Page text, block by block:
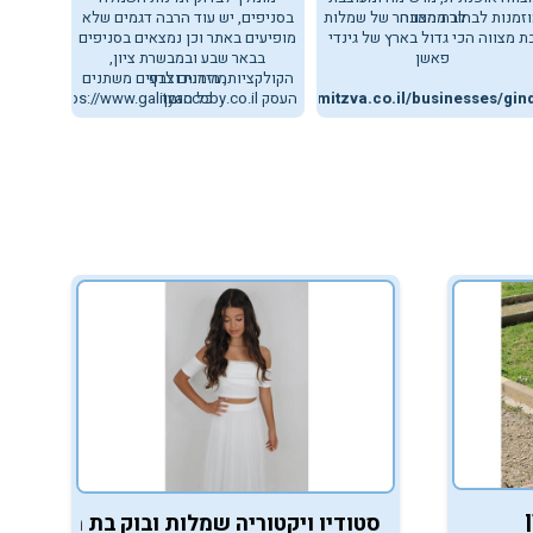
לבת מצווה
לבחור מהמבחר של שמלות
מצווה הכי גדול בארץ של גינדי
פאשן
https://barbatmitzva.co.il/businesses/
בסניפים, יש עוד הרבה דגמים שלא
מופיעים באתר וכן נמצאים בסניפים
בבאר שבע ובמבשרת ציון,
הקולקציות, מידות וצבעים משתנים
כל הזמן
מוזמנים לדף
העסק https://www.galityaccoby.co.il/
סטודיו ויקטוריה שמלות ובוק בת מצווה -